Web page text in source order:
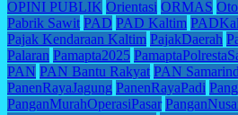
OPINI PUBLIK Orientasi ORMAS
Pabrik Sawit PAD PAD Kaltim
Pajak Kendaraan Kaltim PajakDaerah
Palaran Pamapta2025
PAN PAN Bantu Rakyat PAN
PanenRayaJagung PanenRayaPadi
PanganMurahOperasiPasar